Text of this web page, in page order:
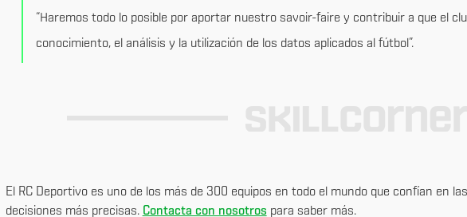
“Haremos todo lo posible por aportar nuestro savoir-faire y contribuir a que el
conocimiento, el análisis y la utilización de los datos aplicados al fútbol”.
El RC Deportivo es uno de los más de 300 equipos en todo el mundo que confían en
decisiones más precisas. Contacta con nosotros para saber más.